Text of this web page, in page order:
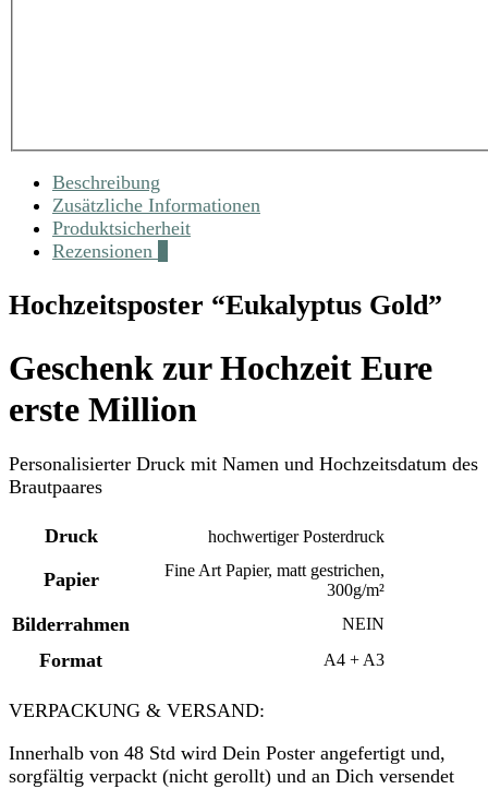
Beschreibung
Zusätzliche Informationen
Produktsicherheit
Rezensionen
Hochzeitsposter “Eukalyptus Gold”
Geschenk zur Hochzeit Eure
erste Million
Personalisierter Druck mit Namen und Hochzeitsdatum des
Brautpaares
Druck hochwertiger Posterdruck
Papier
Fine Art Papier, matt gestrichen,
300g/m²
Bilderrahmen NEIN
Format A4 + A3
VERPACKUNG & VERSAND:
Innerhalb von 48 Std wird Dein Poster angefertigt und,
sorgfältig verpackt (nicht gerollt) und an Dich versendet